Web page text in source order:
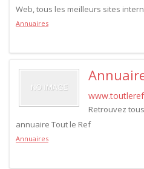
Web, tous les meilleurs sites
Annuaires
Retrouvez
annuaire Tout le Ref
Annuaires